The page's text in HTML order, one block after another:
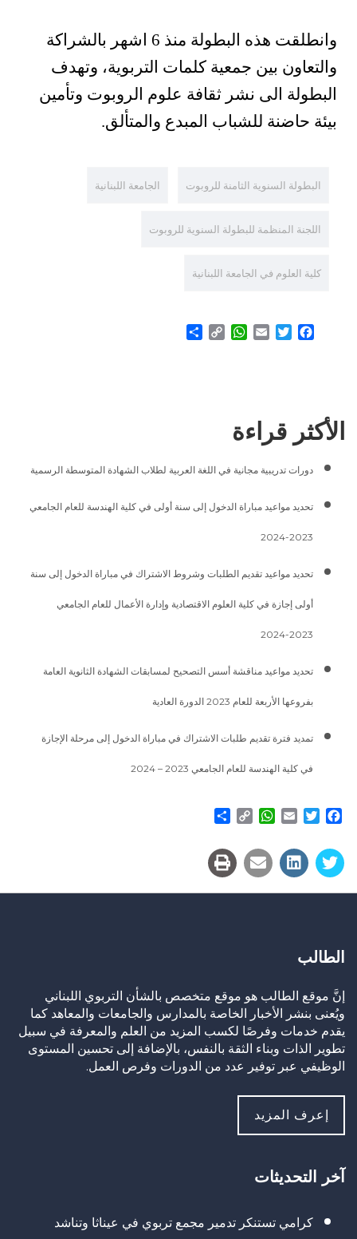
وانطلقت هذه البطولة منذ 6 اشهر بالشراكة
والتعاون بين جمعية كلمات التربوية، وتهدف
البطولة الى نشر ثقافة علوم الروبوت وتأمين
بيئة حاضنة للشباب المبدع والمتألق.
البطولة السنوية الثامنة للروبوت الجامعة اللبنانية
اللجنة المنظمة للبطولة السنوية للروبوت
كلية العلوم في الجامعة اللبنانية
Facebook
Twitter
Email
WhatsApp
Copy
الأكثر قراءة
دورات تدريبية مجانية في اللغة العربية لطلاب الشهادة المتوسطة الرسمية
تحديد مواعيد مباراة الدخول إلى سنة أولى في كلية الهندسة للعام الجامعي
2023-2024
تحديد مواعيد تقديم الطلبات وشروط الاشتراك في مباراة الدخول إلى سنة
أولى إجازة في كلية العلوم الاقتصادية وإدارة الأعمال للعام الجامعي
2023-2024
تحديد مواعيد مناقشة أسس التصحيح لمسابقات الشهادة الثانوية العامة
بفروعها الأربعة للعام 2023 الدورة العادية
تمديد فترة تقديم طلبات الاشتراك في مباراة الدخول إلى مرحلة الإجازة
في كلية الهندسة للعام الجامعي 2023 – 2024
Facebook
Twitter
Email
WhatsApp
Copy
الطالب
إنَّ موقع الطالب هو موقع متخصص بالشأن التربوي اللبناني
ويُعنى بنشر الأخبار الخاصة بالمدارس والجامعات والمعاهد كما
يقدم خدمات وفرصًا لكسب المزيد من العلم والمعرفة في سبيل
تطوير الذات وبناء الثقة بالنفس، بالإضافة إلى تحسين المستوى
الوظيفي عبر توفير عدد من الدورات وفرص العمل.
إعرف المزيد
آخر التحديثات
كرامي تستنكر تدمير مجمع تربوي في عيناثا وتناشد